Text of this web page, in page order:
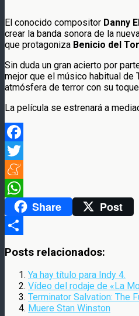
El conocido compositor Danny
crear la banda sonora de la
que protagoniza Benicio del
Sin duda un gran acierto por
mejor que el músico habitual de
atmósfera de terror con su
La película se estrenará a
Facebook
Twitter
Meneame
WhatsAppShare Post
Posts relacionados:
Ya hay título para Indy 4.
Vídeo del rodaje de «La
Terminator Salvation: The
Muere Stan Winston